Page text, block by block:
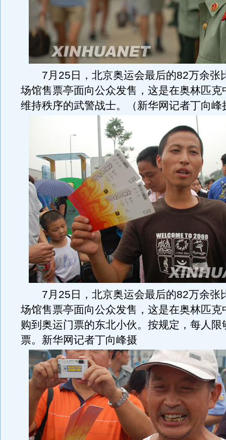
7月25日，北京奥运会最后的82万余张
场馆售票亭面向公众发售，这是在奥林匹克
维持秩序的武警战士。（新华网记者丁向峰
7月25日，北京奥运会最后的82万余张
场馆售票亭面向公众发售，这是在奥林匹克
购到奥运门票的东北小伙。按规定，每人限
票。新华网记者丁向峰摄